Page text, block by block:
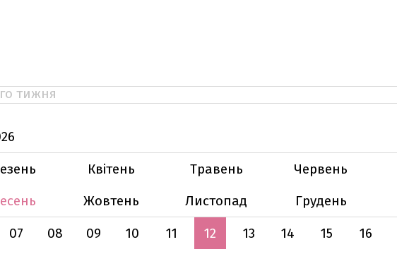
тижня
Квітень Травень
Червень
Жовтень Листопад
Грудень
07 08 09 10 11 12 13 14 15 16